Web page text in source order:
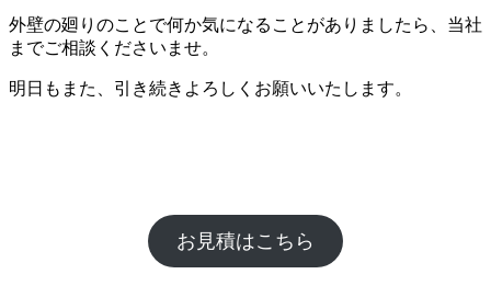
外壁の廻りのことで何か気になることがありましたら、当社
までご相談くださいませ。
明日もまた、引き続きよろしくお願いいたします。
お見積はこちら